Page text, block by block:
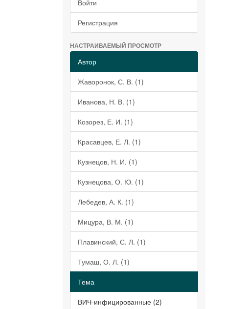
Войти
Регистрация
НАСТРАИВАЕМЫЙ ПРОСМОТР
Автор
Жаворонок, С. В. (1)
Иванова, Н. В. (1)
Козорез, Е. И. (1)
Красавцев, Е. Л. (1)
Кузнецов, Н. И. (1)
Кузнецова, О. Ю. (1)
Лебедев, А. К. (1)
Мицура, В. М. (1)
Плавинский, С. Л. (1)
Тумаш, О. Л. (1)
Тема
ВИЧ-инфицированные (2)